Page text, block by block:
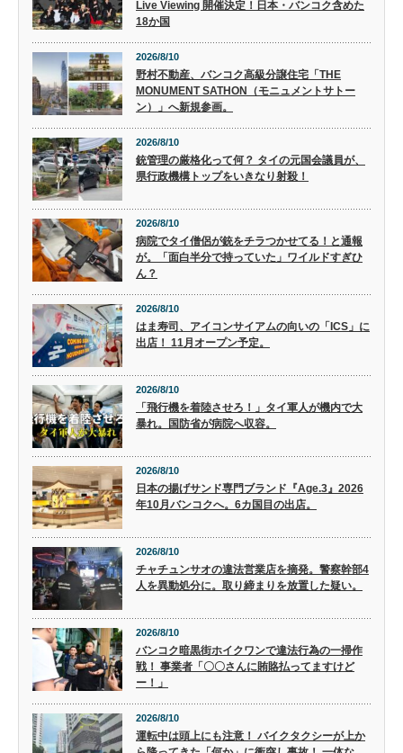
Live Viewing 開催決定！日本・バンコク含めた
18か国
2026/8/10
野村不動産、バンコク高級分譲住宅「THE
MONUMENT SATHON（モニュメントサトー
ン）」へ新規参画。
2026/8/10
銃管理の厳格化って何？ タイの元国会議員が、
県行政機構トップをいきなり射殺！
2026/8/10
病院でタイ僧侶が銃をチラつかせてる！と通報
が。「面白半分で持っていた」ワイルドすぎひ
ん？
2026/8/10
はま寿司、アイコンサイアムの向いの「ICS」に
出店！ 11月オープン予定。
2026/8/10
「飛行機を着陸させろ！」タイ軍人が機内で大
暴れ。国防省が病院へ収容。
2026/8/10
日本の揚げサンド専門ブランド『Age.3』2026
年10月バンコクへ。6カ国目の出店。
2026/8/10
チャチュンサオの違法営業店を摘発。警察幹部4
人を異動処分に。取り締まりを放置した疑い。
2026/8/10
バンコク暗黒街ホイクワンで違法行為の一掃作
戦！ 事業者「〇〇さんに賄賂払ってますけど
ー！」
2026/8/10
運転中は頭上にも注意！ バイクタクシーが上か